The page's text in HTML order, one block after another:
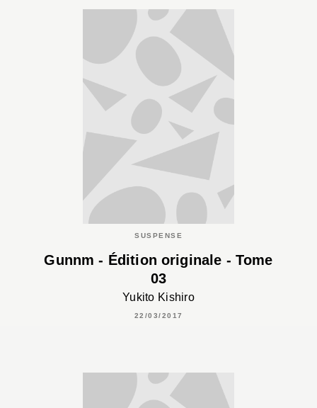
SUSPENSE
Gunnm - Édition originale - Tome
03
Yukito Kishiro
22/03/2017